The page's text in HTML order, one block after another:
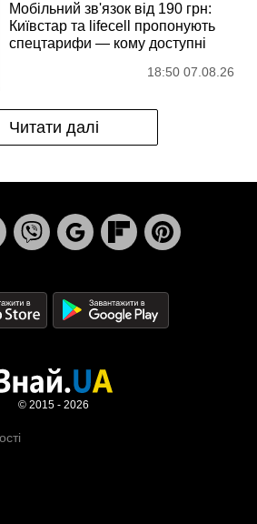
Мобільний зв'язок від 190 грн:
Київстар та lifecell пропонують
спецтарифи — кому доступні
18:50 07.08.26
Читати далі
© 2015 - 2026